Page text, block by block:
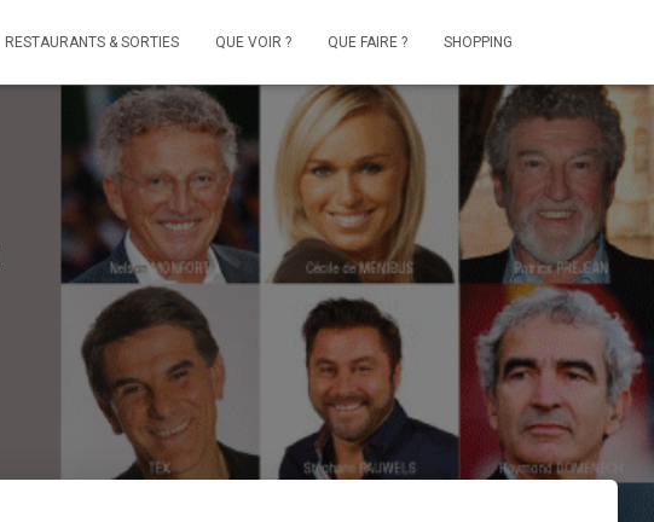
RESTAURANTS & SORTIES QUE VOIR ? QUE FAIRE ? SHOPPING